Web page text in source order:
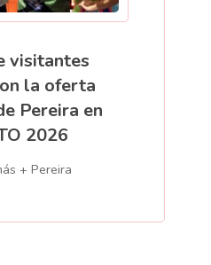
visitantes
la oferta
Pereira en
2026
+ Pereira